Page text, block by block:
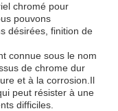
chromé pour
pouvons
désirées, finition de
connue sous le nom
de chrome dur
et à la corrosion.Il
peut résister à une
difficiles.